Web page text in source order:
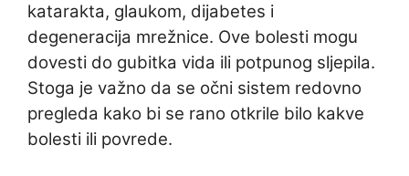
katarakta, glaukom, dijabetes i
degeneracija mrežnice. Ove bolesti mogu
dovesti do gubitka vida ili potpunog sljepila.
Stoga je važno da se očni sistem redovno
pregleda kako bi se rano otkrile bilo kakve
bolesti ili povrede.